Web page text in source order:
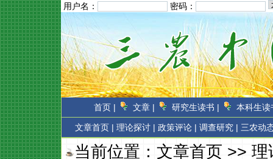
用户名： 密码：
首页 | 文章 | 研究生读书 | 本科生读
文章首页 | 理论探讨 | 政策评论 | 调查研究 | 三农动
当前位置：文章首页>>理